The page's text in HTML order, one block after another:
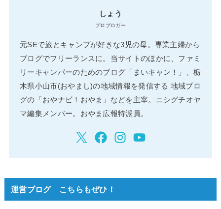
しょう
プロブロガー
元SEで旅とキャンプが好きな3児の母。専業主婦から
ブログでフリーランスに。当サイトのほかに、ファミ
リーキャンパーのためのブログ「まいキャン！」、栃
木県小山市(おやまし)の地域情報を発信する 地域ブロ
グの「おやナビ！おやま」などを主宰。ニシグチオヤ
マ編集メンバー。おやま広報特派員。
運営ブログ こちらもぜひ！